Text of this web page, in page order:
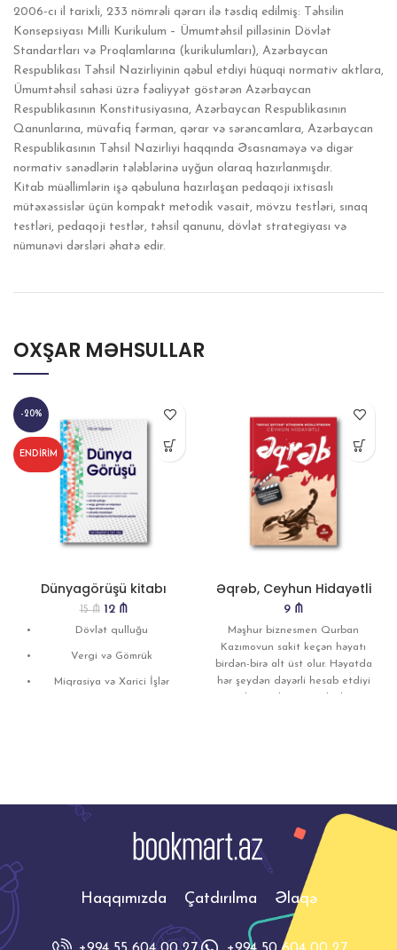
2006-cı il tarixli, 233 nömrəli qərarı ilə təsdiq edilmiş: Təhsilin
Konsepsiyası Milli Kurikulum – Ümumtəhsil pilləsinin Dövlət
Standartları və Proqlamlarına (kurikulumları), Azərbaycan
Respublikası Təhsil Nazirliyinin qəbul etdiyi hüquqi normativ aktlara,
Ümumtəhsil sahəsi üzrə fəaliyyət göstərən Azərbaycan
Respublikasının Konstitusiyasına, Azərbaycan Respublikasının
Qanunlarına, müvafiq fərman, qərar və sərəncamlara, Azərbaycan
Respublikasının Təhsil Nazirliyi haqqında Əsasnaməyə və digər
normativ sənədlərin tələblərinə uyğun olaraq hazırlanmışdır.
Kitab müəllimlərin işə qəbuluna hazırlaşan pedaqoji ixtisaslı
mütəxəssislər üçün kompakt metodik vəsait, mövzu testləri, sınaq
testləri, pedaqoji testlər, təhsil qanunu, dövlət strategiyası və
nümunəvi dərsləri əhatə edir.
OXŞAR MƏHSULLAR
-20%
ENDIRIM
Dünyagörüşü kitabı
15₼ 12 ₼
Dövlət qulluğu
Vergi və Gömrük
Miqrasiya və Xarici İşlər
Əqrəb, Ceyhun Hidayətli
9 ₼
Məşhur biznesmen Qurban
Kazımovun sakit keçən həyatı
birdən-birə alt üst olur. Həyatda
hər şeydən dəyərli hesab etdiyi
Haqqımızda Çatdırılma Əlaqə